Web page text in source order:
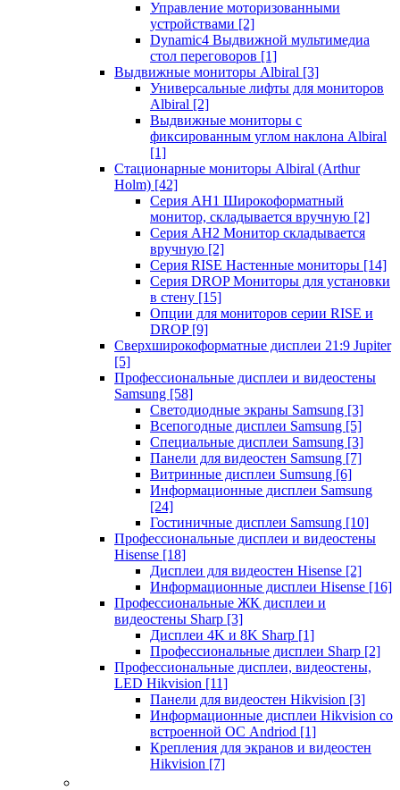
Управление моторизованными
устройствами [2]
Dynamic4 Выдвижной мультимедиа
стол переговоров [1]
Выдвижные мониторы Albiral [3]
Универсальные лифты для мониторов
Albiral [2]
Выдвижные мониторы с
фиксированным углом наклона Albiral
[1]
Стационарные мониторы Albiral (Arthur
Holm) [42]
Серия AH1 Широкоформатный
монитор, складывается вручную [2]
Серия AH2 Монитор складывается
вручную [2]
Серия RISE Настенные мониторы [14]
Серия DROP Мониторы для установки
в стену [15]
Опции для мониторов серии RISE и
DROP [9]
Сверхширокоформатные дисплеи 21:9 Jupiter
[5]
Профессиональные дисплеи и видеостены
Samsung [58]
Светодиодные экраны Samsung [3]
Всепогодные дисплеи Samsung [5]
Специальные дисплеи Samsung [3]
Панели для видеостен Samsung [7]
Витринные дисплеи Sumsung [6]
Информационные дисплеи Samsung
[24]
Гостиничные дисплеи Samsung [10]
Профессиональные дисплеи и видеостены
Hisense [18]
Дисплеи для видеостен Hisense [2]
Информационные дисплеи Hisense [16]
Профессиональные ЖК дисплеи и
видеостены Sharp [3]
Дисплеи 4K и 8K Sharp [1]
Профессиональные дисплеи Sharp [2]
Профессиональные дисплеи, видеостены,
LED Hikvision [11]
Панели для видеостен Hikvision [3]
Информационные дисплеи Hikvision со
встроенной ОС Andriod [1]
Крепления для экранов и видеостен
Hikvision [7]